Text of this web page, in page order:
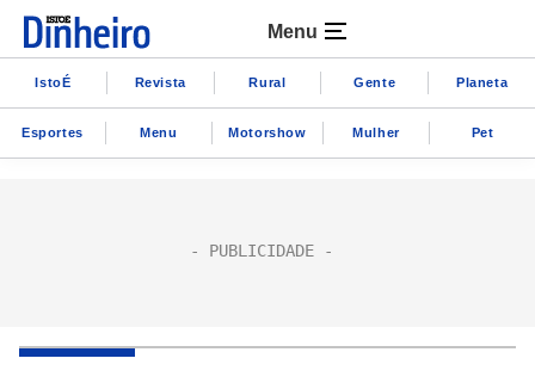
Menu
IstoÉ Revista Rural Gente Planeta
Esportes Menu Motorshow Mulher Pet